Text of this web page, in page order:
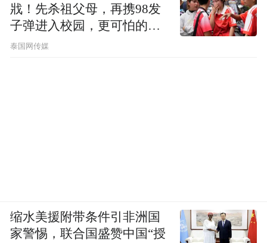
戕！先杀祖父母，再携98发
子弹进入校园，更可怕的细
节公布了
泰国网传媒
缩水美援附带条件引非洲国
家警惕，联合国盛赞中国“授